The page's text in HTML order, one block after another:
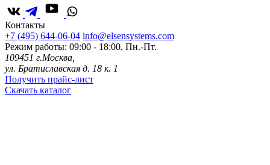
Контакты
+7 (495) 644-06-04 info@elsensystems.com
Режим работы: 09:00 - 18:00, Пн.-Пт.
109451 г.Москва,
ул. Братиславская д. 18 к. 1
Получить прайс-лист
Скачать каталог